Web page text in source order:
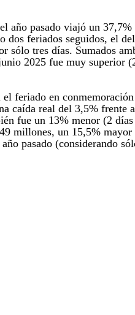
año pasado viajó un 37,7%
dos feriados seguidos, el
sólo tres días. Sumados
2025 fue muy superior
feriado en
caída real del 3,5% frente
fue un 13% menor (2
millones, un 15,5% mayor
pasado (considerando